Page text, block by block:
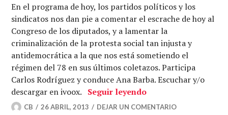
En el programa de hoy, los partidos políticos y los
sindicatos nos dan pie a comentar el escrache de hoy al
Congreso de los diputados, y a lamentar la
criminalización de la protesta social tan injusta y
antidemocrática a la que nos está sometiendo el
régimen del 78 en sus últimos coletazos. Participa
Carlos Rodríguez y conduce Ana Barba. Escuchar y/o
descargar en ivoox. Seguir leyendoConstitución
CB 26 ABRIL, 2013 DEJAR UN COMENTARIO